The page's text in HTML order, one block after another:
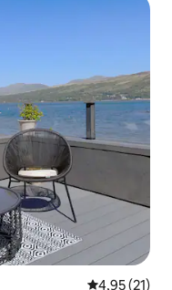
4,95 de uma
4,95 (21)